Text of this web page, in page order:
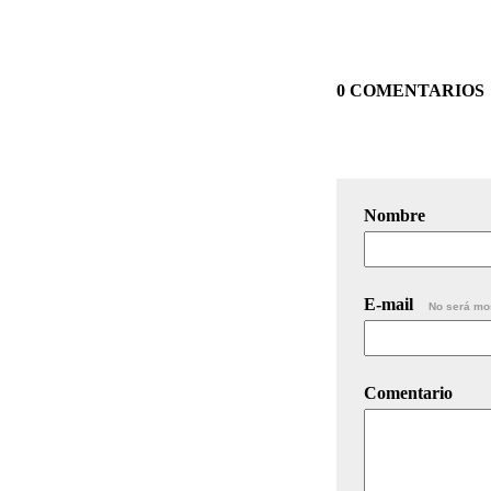
0 COMENTARIOS
Nombre
E-mail No será
Comentario